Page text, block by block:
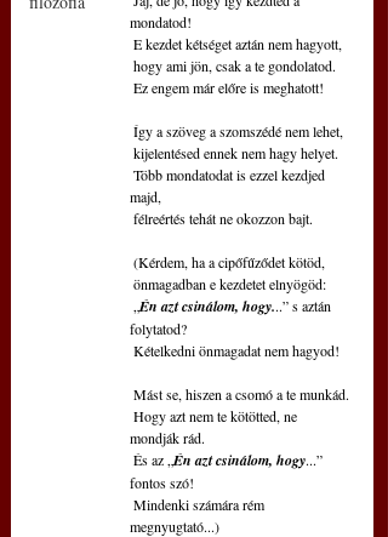
mondatod!
E kezdet kétséget aztán nem hagyott,
hogy ami jön, csak a te gondolatod.
Ez engem már előre is meghatott!
Így a szöveg a szomszédé nem lehet,
kijelentésed ennek nem hagy helyet.
majd,
félreértés tehát ne okozzon bajt.
(Kérdem, ha a cipőfűződet kötöd,
önmagadban e kezdetet elnyögöd:
„Én azt csinálom, hogy...” s aztán
folytatod?
Kételkedni önmagadat nem hagyod!
Mást se, hiszen a csomó a te munkád.
mondják rád.
És az „Én azt csinálom, hogy...”
fontos szó!
megnyugtató...)